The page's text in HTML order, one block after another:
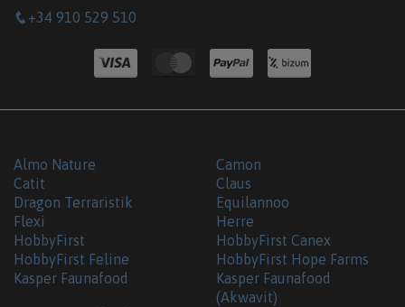
+34 910 529 510
Almo Nature
Camon
Catit
Claus
Dragon Terraristik
Equilannoo
Flexi
Herre
HobbyFirst
HobbyFirst Canex
HobbyFirst Feline
HobbyFirst Hope Farms
Kasper Faunafood
Kasper Faunafood
(Akwavit)